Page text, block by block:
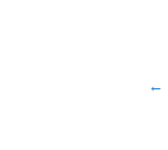
←